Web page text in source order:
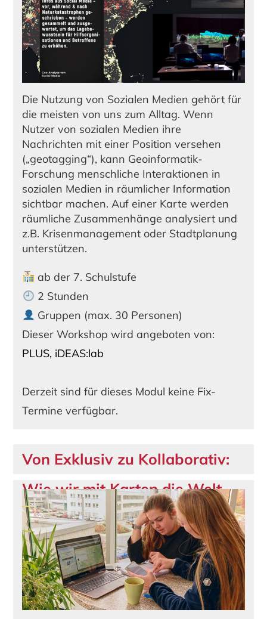
Die Nutzung von Sozialen Medien gehört für
die meisten von uns zum Alltag. Wenn
Nutzer von sozialen Medien ihre
Nachrichten mit einer Position versehen
(„geotagging“), kann Geoinformatik-
Forschung menschliche Interaktionen in
sozialen Medien in räumlicher Information
sichtbar machen. Auf einer Karte werden
räumliche Zusammenhänge analysiert und
z.B. Krisenmanagement oder Stadtplanung
unterstützen.
ab der 7. Schulstufe
2 Stunden
Gruppen (max. 30 Personen)
Dieser Workshop wird angeboten von:
PLUS, iDEAS:lab
Derzeit sind für dieses Modul keine Fix-
Termine verfügbar.
Von Exklusiv zu Kollaborativ:
Wie wir mit Karten die Welt
Erklären